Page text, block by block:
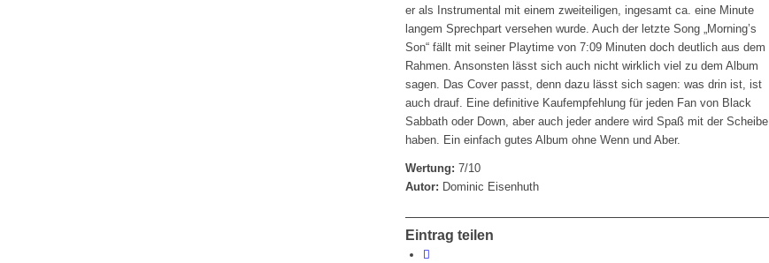
er als Instrumental mit einem zweiteiligen, ingesamt ca. eine Minute
langem Sprechpart versehen wurde. Auch der letzte Song „Morning’s
Son“ fällt mit seiner Playtime von 7:09 Minuten doch deutlich aus dem
Rahmen. Ansonsten lässt sich auch nicht wirklich viel zu dem Album
sagen. Das Cover passt, denn dazu lässt sich sagen: was drin ist, ist
auch drauf. Eine definitive Kaufempfehlung für jeden Fan von Black
Sabbath oder Down, aber auch jeder andere wird Spaß mit der Scheibe
haben. Ein einfach gutes Album ohne Wenn und Aber.
Wertung: 7/10
Autor: Dominic Eisenhuth
Eintrag teilen